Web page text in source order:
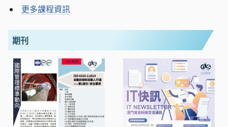
更多課程資訊
期刊